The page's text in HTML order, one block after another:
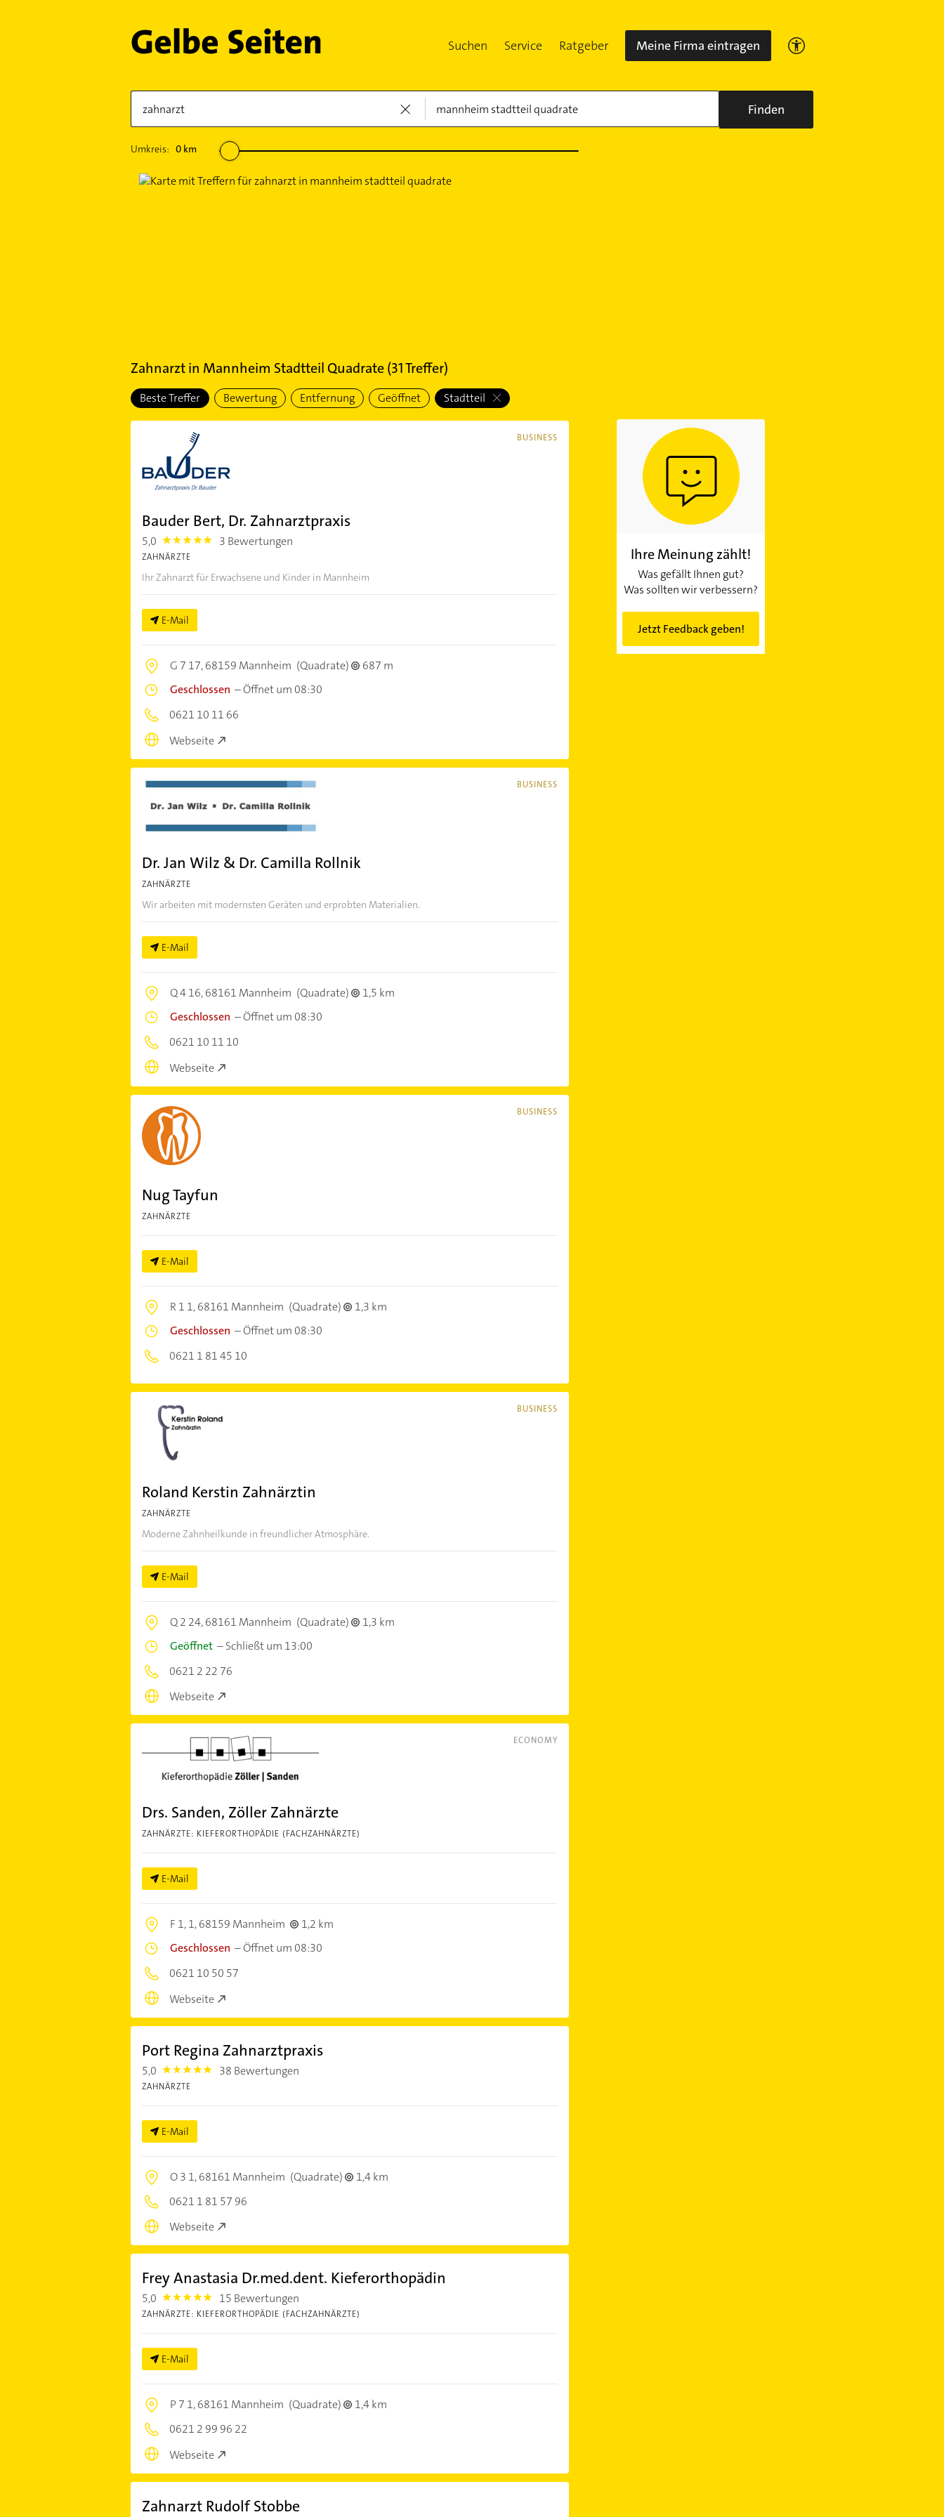
Suchen Service Ratgeber Meine Firma eintragen
Finden
Umkreis: 0km
Zahnarztin Mannheim Stadtteil Quadrate(31Treffer)
Beste Treffer Bewertung Entfernung Geöffnet Stadtteil
BUSINESS
Bauder Bert, Dr. Zahnarztpraxis
5,0 5.0 3 Bewertungen
ZAHNÄRZTE
Ihr Zahnarzt für Erwachsene und Kinder in Mannheim
E-Mail
G 7 17,68159 Mannheim (Quadrate)
687 m
Geschlossen –Öffnet um 08:30
0621 10 11 66
Webseite
BUSINESS
Dr. Jan Wilz & Dr. Camilla Rollnik
ZAHNÄRZTE
Wir arbeiten mit modernsten Geräten und erprobten Materialien.
E-Mail
Q 4 16,68161 Mannheim (Quadrate)
1,5 km
Geschlossen –Öffnet um 08:30
0621 10 11 10
Webseite
BUSINESS
Nug Tayfun
ZAHNÄRZTE
E-Mail
R 1 1,68161 Mannheim (Quadrate)
1,3 km
Geschlossen –Öffnet um 08:30
0621 1 81 45 10
BUSINESS
Roland Kerstin Zahnärztin
ZAHNÄRZTE
Moderne Zahnheilkunde in freundlicher Atmosphäre.
E-Mail
Q 2 24,68161 Mannheim (Quadrate)
1,3 km
Geöffnet–Schließt um 13:00
0621 2 22 76
Webseite
ECONOMY
Drs. Sanden, Zöller Zahnärzte
ZAHNÄRZTE: KIEFERORTHOPÄDIE (FACHZAHNÄRZTE)
E-Mail
F 1, 1,68159 Mannheim
1,2 km
Geschlossen –Öffnet um 08:30
0621 10 50 57
Webseite
Port Regina Zahnarztpraxis
5,0 5.0 38 Bewertungen
ZAHNÄRZTE
E-Mail
O 3 1,68161 Mannheim (Quadrate)
1,4 km
0621 1 81 57 96
Webseite
Frey Anastasia Dr.med.dent. Kieferorthopädin
5,0 5.0 15 Bewertungen
ZAHNÄRZTE: KIEFERORTHOPÄDIE (FACHZAHNÄRZTE)
E-Mail
P 7 1,68161 Mannheim (Quadrate)
1,4 km
0621 2 99 96 22
Webseite
Zahnarzt Rudolf Stobbe
Ihre Meinung zählt!
Was gefällt Ihnen gut?
Was sollten wir verbessern?
Jetzt Feedback geben!